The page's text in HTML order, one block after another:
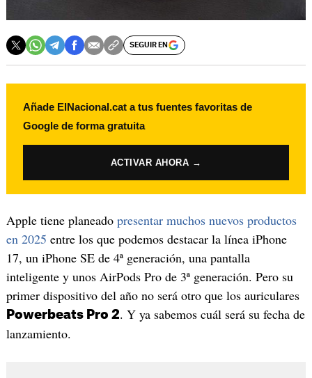
SEGUIR EN
Añade ElNacional.cat a tus fuentes favoritas de
Google de forma gratuita
ACTIVAR AHORA →
Apple tiene planeado presentar muchos nuevos productos
en 2025 entre los que podemos destacar la línea iPhone
17, un iPhone SE de 4ª generación, una pantalla
inteligente y unos AirPods Pro de 3ª generación. Pero su
primer dispositivo del año no será otro que los auriculares
Powerbeats Pro 2. Y ya sabemos cuál será su fecha de
lanzamiento.